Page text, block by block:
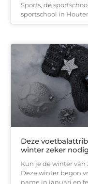
Sports, dé
sportschool in
Deze
winter zeker nodig
Kun je de winter
Deze winter begon
name in januari en